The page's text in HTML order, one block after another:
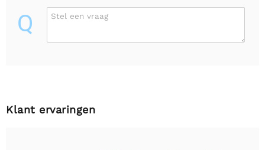
Q Stel een vraag
Klant ervaringen